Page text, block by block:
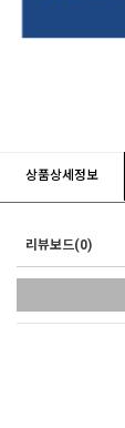
상품상세정보
리뷰보드(0)